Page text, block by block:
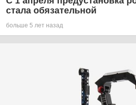
стала обязательной
больше 5 лет назад